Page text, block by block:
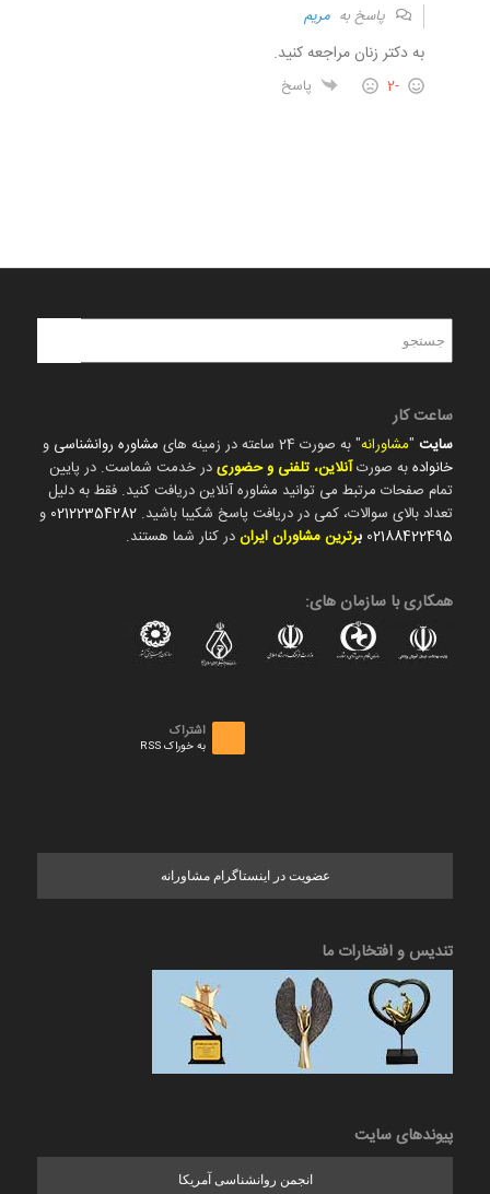
پاسخ به مریم
به دکتر زنان مراجعه کنید.
-2 پاسخ
ساعت کار
سایت"مشاورانه" به صورت 24 ساعته در زمینه های مشاوره روانشناسی و
خانوادهبه صورتآنلاین، تلفنی و حضوریدر خدمت شماست. در پایین
تمام صفحات مرتبط می توانید مشاوره آنلاین دریافت کنید. فقط به دلیل
تعداد بالای سوالات، کمی در دریافت پاسخ شکیبا باشید. 02122354282 و
02188422495 برترین مشاوران ایراندر کنار شما هستند.
همکاری با سازمان های:
اشتراک
به خوراک RSS
عضویت در اینستاگرام مشاورانه
تندیس و افتخارات ما
پیوندهای سایت
انجمن روانشناسی آمریکا